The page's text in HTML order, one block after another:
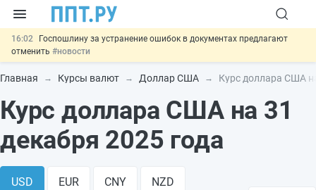
16:02
Госпошлину за устранение ошибок в документах предлагают
отменить #новости
15:25 Изменят правила контроля за подрядчиками ИЖС с эскроу-
счетами
#новости
14:02
Основания для выдворения иностранцев из России стало
#новости
11:31
Важно
Разработают единые критерии трудовых и ГПХ-
отношений
#новости
Главная Курсы валют Доллар США Курс доллара США
Курс доллара США на 31
декабря 2025 года
USD EUR CNY NZD